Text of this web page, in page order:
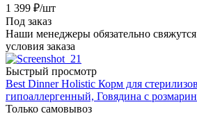
1 399 ₽/шт
Под заказ
Наши менеджеры обязательно
условия заказа
Быстрый просмотр
Best Dinner Holistic Корм для
гипоаллергенный, Говядина с
Только самовывоз